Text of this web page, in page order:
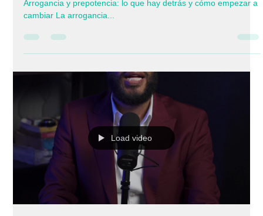
Psicólogo Juan Rojas
Las cosas como son con el Psicólogo
Juan Rojas, Sobre la Arrogancia y
Por: Juan Rojas, Psicólogo General Sanitario en España
Arrogancia y prepotencia: lo que hay detrás y cómo empezar a
cambiar La arrogancia...